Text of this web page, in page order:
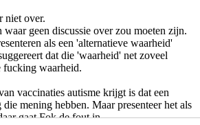
niet over.
geen discussie over zou moeten zijn.
als een 'alternatieve waarheid'
dat die 'waarheid' net zoveel
fucking waarheid.
vaccinaties autisme krijgt is dat een
mening hebben. Maar presenteer het als
gaat Fok de fout in.